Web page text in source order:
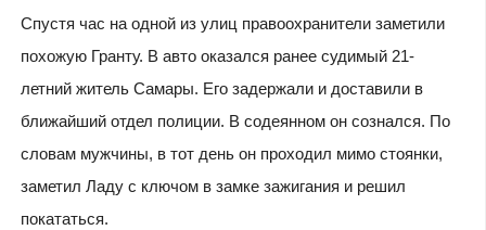
Спустя час на одной из улиц правоохранители заметили
похожую Гранту. В авто оказался ранее судимый 21-
летний житель Самары. Его задержали и доставили в
ближайший отдел полиции. В содеянном он сознался. По
словам мужчины, в тот день он проходил мимо стоянки,
заметил Ладу с ключом в замке зажигания и решил
покататься.